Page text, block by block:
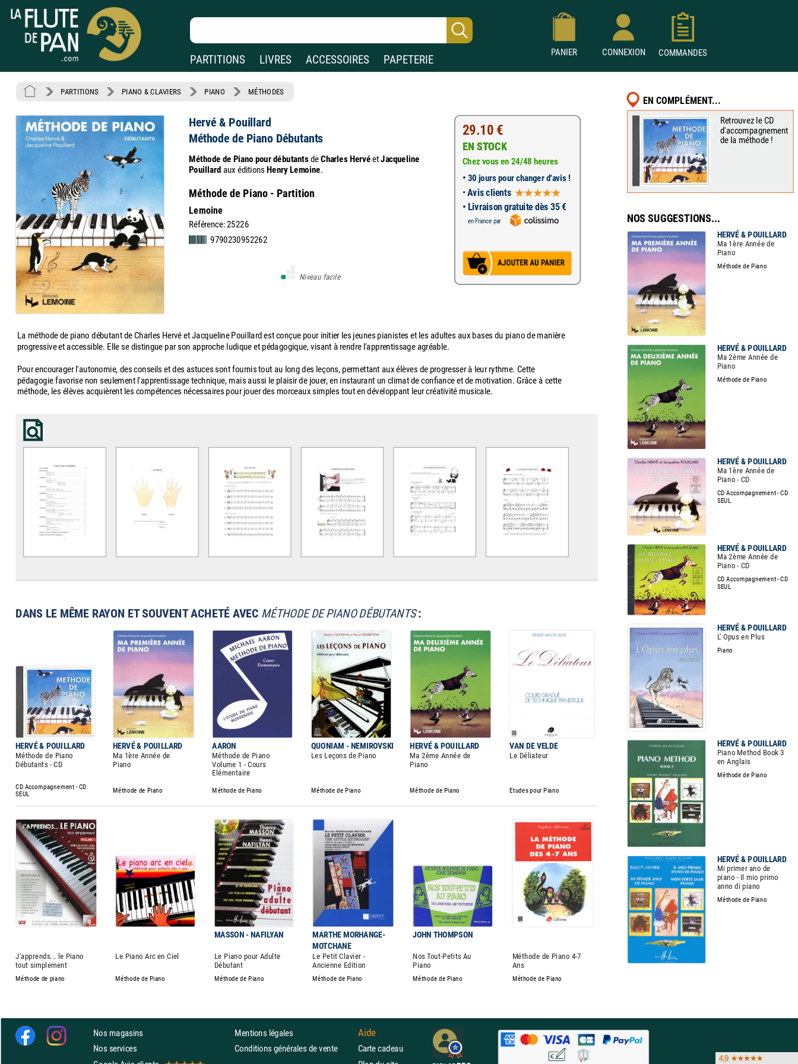
PARTITIONS LIVRES ACCESSOIRES PAPETERIE
PANIER CONNEXION COMMANDES
PARTITIONS PIANO & CLAVIERS PIANO MÉTHODES
Hervé & Pouillard
Méthode de Piano Débutants
Méthode de Piano pour débutantsdeCharles HervéetJacqueline
Pouillard aux éditionsHenry Lemoine.
Méthode de Piano - Partition
Lemoine
Référence: 25226
9790230952262
Niveau facile
29.10 €
EN STOCK
Chez vous en 24/48 heures
• 30 jours pour changer d'avis !
•Avis clients
• Livraison gratuite dès 35 €
en France par
La méthode de piano débutant de Charles Hervé et Jacqueline Pouillard est conçue pour initier les jeunes pianistes et les adultes aux bases du piano de manière
progressive et accessible. Elle se distingue par son approche ludique et pédagogique, visant à rendre l'apprentissage agréable.
Pour encourager l'autonomie, des conseils et des astuces sont fournis tout au long des leçons, permettant aux élèves de progresser à leur rythme. Cette
pédagogie favorise non seulement l'apprentissage technique, mais aussi le plaisir de jouer, en instaurant un climat de confiance et de motivation. Grâce à cette
méthode, les élèves acquièrent les compétences nécessaires pour jouer des morceaux simples tout en développant leur créativité musicale.
DANS LE MÊME RAYON ET SOUVENT ACHETÉ AVEC MÉTHODE DE PIANO DÉBUTANTS:
HERVÉ & POUILLARD HERVÉ & POUILLARD AARON QUONIAM - NEMIROVSKI HERVÉ & POUILLARD VAN DE VELDE
Méthode de Piano
Débutants - CD
Ma 1ère Année de
Piano
Méthode de Piano
Volume 1 - Cours
Elémentaire
Les Leçons de Piano
Ma 2ème Année de
Piano
Le Déliateur
CD Accompagnement - CD
SEUL
Méthode de Piano Méthode de Piano Méthode de Piano Méthode de Piano Etudes pour Piano
MASSON - NAFILYAN MARTHE MORHANGE-
MOTCHANE
JOHN THOMPSON
J'apprends... le Piano
tout simplement
Le Piano Arc en Ciel
Le Piano pour Adulte
Débutant
Le Petit Clavier -
Ancienne Edition
Nos Tout-Petits Au
Piano
Méthode de Piano 4-7
Ans
Méthode de piano Méthode de Piano Méthode de Piano Méthode de Piano Méthode de Piano Méthode de Piano
EN COMPLÉMENT...
Retrouvez le CD
d'accompagnement
de la méthode !
NOS SUGGESTIONS...
HERVÉ & POUILLARD
Ma 1ère Année de
Piano
Méthode de Piano
HERVÉ & POUILLARD
Ma 2ème Année de
Piano
Méthode de Piano
HERVÉ & POUILLARD
Ma 1ère Année de
Piano - CD
CD Accompagnement - CD
SEUL
HERVÉ & POUILLARD
Ma 2ème Année de
Piano - CD
CD Accompagnement - CD
SEUL
HERVÉ & POUILLARD
L' Opus en Plus
Piano
HERVÉ & POUILLARD
Piano Method Book 3
en Anglais
Méthode de Piano
HERVÉ & POUILLARD
Mi primer ano de
piano - Il mio primo
anno di piano
Méthode de Piano
Nos magasins
Nos services
Mentions légales
Conditions générales de vente
Aide
Carte cadeau